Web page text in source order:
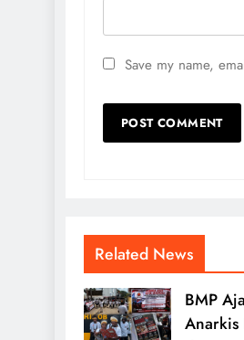
Save my name,
Related News
BMP
Anarkis